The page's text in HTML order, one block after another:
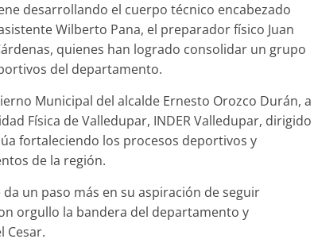
desarrollando el cuerpo técnico encabezado
Wilberto Pana, el preparador físico Juan
quienes han logrado consolidar un grupo
del departamento.
Municipal del alcalde Ernesto Orozco Durán, a
Física de Valledupar, INDER Valledupar, dirigido
fortaleciendo los procesos deportivos y
de la región.
un paso más en su aspiración de seguir
orgullo la bandera del departamento y
Cesar.